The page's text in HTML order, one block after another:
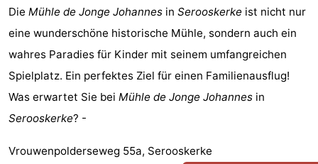
Minigolfplätze
Wellness-
&
Städte
Natur
Führungen
Die Mühle de Jonge Johannes in Serooskerke ist nicht nur
eine wunderschöne historische Mühle, sondern auch ein
wahres Paradies für Kinder mit seinem umfangreichen
Spielplatz. Ein perfektes Ziel für einen Familienausflug!
Was erwartet Sie bei Mühle de Jonge Johannes in
Serooskerke? -
Vrouwenpolderseweg 55a, Serooskerke